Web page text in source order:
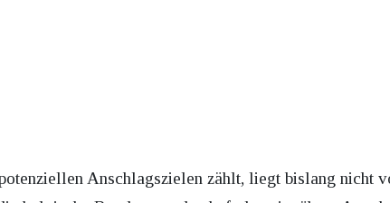
Anschlagszielen zählt, liegt bislang nicht